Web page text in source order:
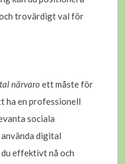
trovärdigt val för
närvaro ett måste för
ha en professionell
sociala
digital
effektivt nå och